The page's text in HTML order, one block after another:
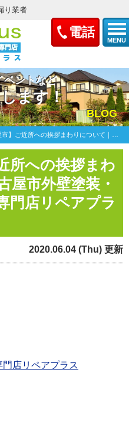
電話
MENU
り業者
ベントなど
ます！
BLOG
の挨拶まわりについて｜北名古屋市外壁塗装・屋根塗装＆雨漏り専門店リペアプラス
所への挨拶まわ
屋市外壁塗装・
門店リペアプラ
2020.06.04 (Thu) 更新
店リペアプラス